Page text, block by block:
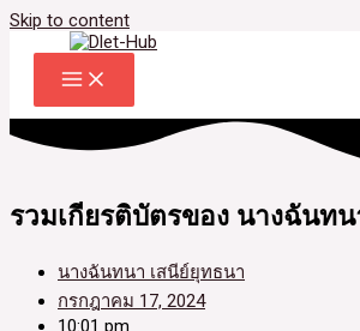
Skip to content
รวมเกียรติบัตรของ นางฉันท
นางฉันทนา เสนีย์ยุทธนา
กรกฎาคม 17, 2024
10:01 pm